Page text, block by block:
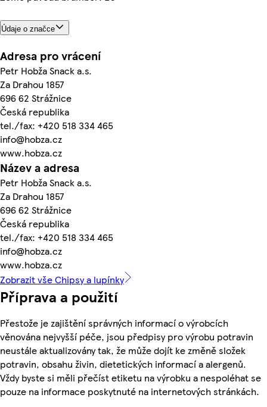
Údaje o značce
Adresa pro vrácení
Petr Hobža Snack a.s.
Za Drahou 1857
696 62 Strážnice
Česká republika
tel./fax: +420 518 334 465
info@hobza.cz
www.hobza.cz
Název a adresa
Petr Hobža Snack a.s.
Za Drahou 1857
696 62 Strážnice
Česká republika
tel./fax: +420 518 334 465
info@hobza.cz
www.hobza.cz
Zobrazit vše Chipsy a lupínky
Příprava a použití
Přestože je zajištění správných informací o výrobcích
věnována nejvyšší péče, jsou předpisy pro výrobu potravin
neustále aktualizovány tak, že může dojít ke změně složek
potravin, obsahu živin, dietetických informací a alergenů.
Vždy byste si měli přečíst etiketu na výrobku a nespoléhat se
pouze na informace poskytnuté na internetových stránkách.